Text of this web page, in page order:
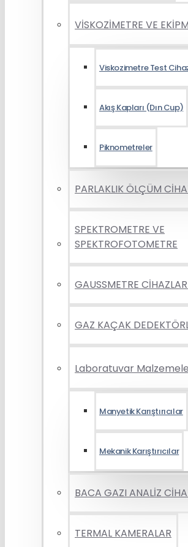
VİSKOZİMETRE VE
Viskozimetre Test
Akış Kapları (Dın Cup)
Piknometreler
PARLAKLIK ÖLÇÜM
SPEKTROMETRE VE
SPEKTROFOTOMETRE
GAUSSMETRE
GAZ KAÇAK
Laboratuvar
Manyetik Karıştırıcılar
Mekanik Karıştırıcılar
BACA GAZI ANALİZ
TERMAL KAMERALAR